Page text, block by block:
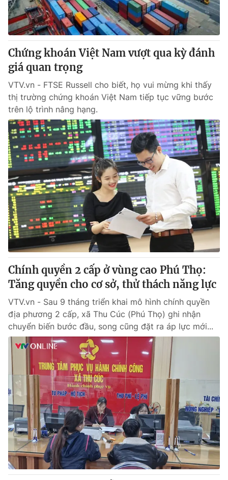
Chứng khoán Việt Nam vượt qua kỳ đánh
giá quan trọng
VTV.vn - FTSE Russell cho biết, họ vui mừng khi thấy
thị trường chứng khoán Việt Nam tiếp tục vững bước
trên lộ trình nâng hạng.
Chính quyền 2 cấp ở vùng cao Phú Thọ:
Tăng quyền cho cơ sở, thử thách năng lực
VTV.vn - Sau 9 tháng triển khai mô hình chính quyền
địa phương 2 cấp, xã Thu Cúc (Phú Thọ) ghi nhận
chuyển biến bước đầu, song cũng đặt ra áp lực mới...